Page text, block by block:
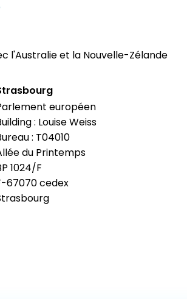
l'Australie et la Nouvelle-Zélande
européen
: Louise Weiss
: T04010
du Printemps
1024/F
67070 cedex